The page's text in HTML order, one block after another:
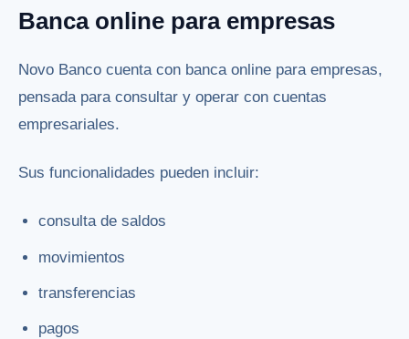
Banca online para empresas
Novo Banco cuenta con banca online para empresas,
pensada para consultar y operar con cuentas
empresariales.
Sus funcionalidades pueden incluir:
consulta de saldos
movimientos
transferencias
pagos